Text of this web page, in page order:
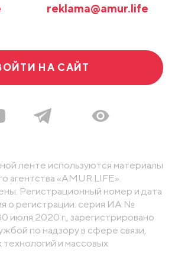
reklama@amur.life
НА САЙТ
ленте используются материалы
агентства «AMUR.LIFE».
Регистрационный номер и дата
о регистрации: серия ИА №
июля 2020 г., зарегистрировано
по надзору в сфере связи,
и массовых